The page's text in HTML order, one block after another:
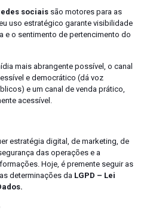
sociaissão motores para as
uso estratégico garante visibilidade
e o sentimento de pertencimento do
mais abrangente possível, o canal
e democrático (dá voz
e um canal de venda prático,
acessível.
estratégia digital, de marketing, de
das operações e a
Hoje, é premente seguir as
determinações da LGPD – Lei